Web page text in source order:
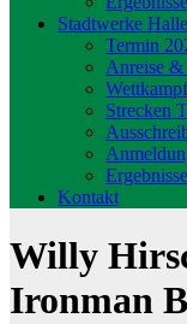
Stadtwerke
Termin
Anreise &
Strecken
Kontakt
Willy
Ironman